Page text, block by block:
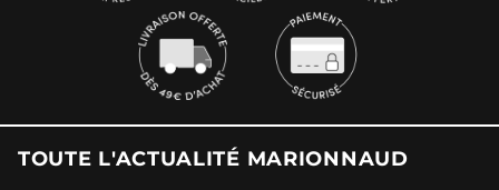
TOUTE L'ACTUALITÉ MARIONNAUD